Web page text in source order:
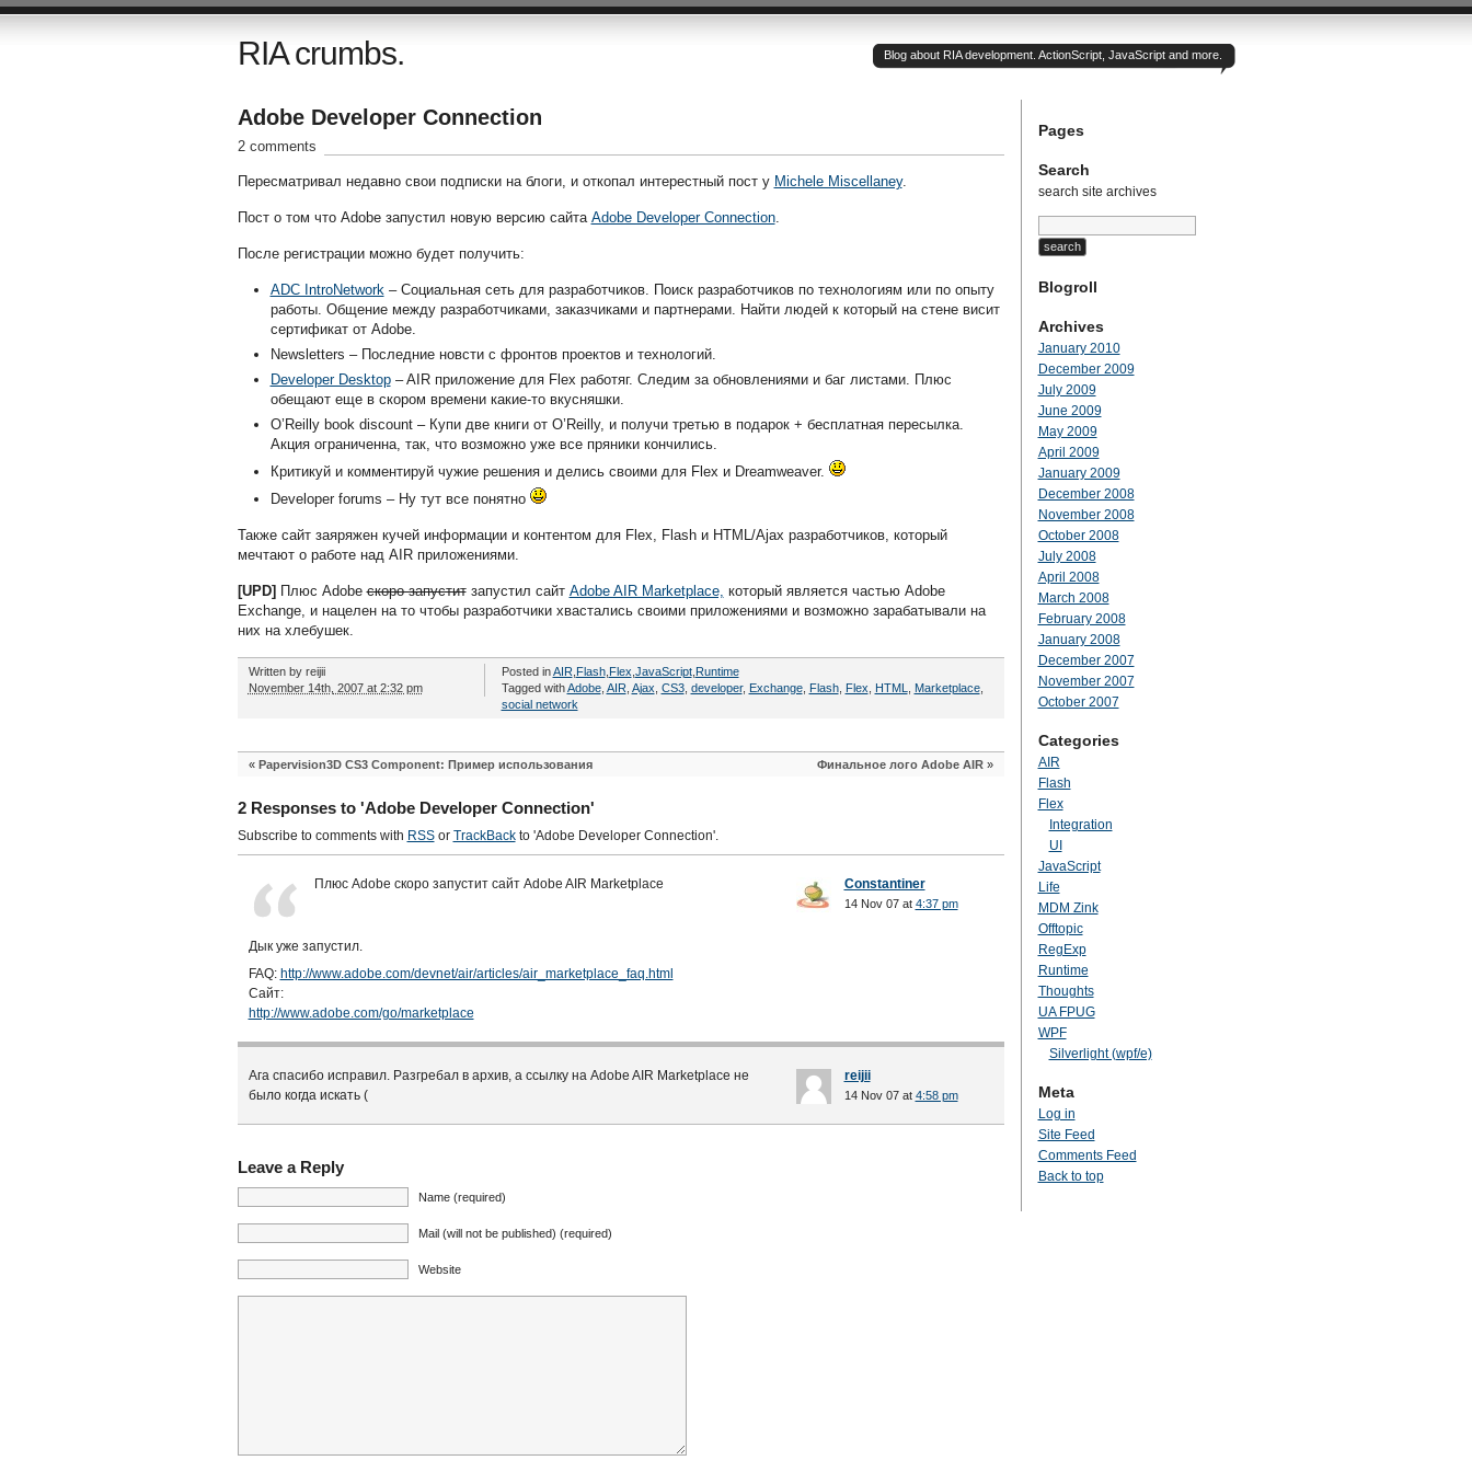
RIA crumbs. Blog about RIA development. ActionScript, JavaScript and more.
Adobe Developer Connection
2 comments
Пересматривал недавно свои подписки на блоги, и откопал интерестный пост у Michele Miscellaney.
Пост о том что Adobe запустил новую версию сайта Adobe Developer Connection.
После регистрации можно будет получить:
ADC IntroNetwork– Социальная сеть для разработчиков. Поиск разработчиков по технологиям или по опыту
работы. Общение между разработчиками, заказчиками и партнерами. Найти людей к который на стене висит
сертификат от Adobe.
Newsletters – Последние новсти с фронтов проектов и технологий.
Developer Desktop– AIR приложение для Flex работяг. Следим за обновлениями и баг листами. Плюс
обещают еще в скором времени какие-то вкусняшки.
O’Reilly book discount – Купи две книги от O’Reilly, и получи третью в подарок + бесплатная пересылка.
Акция ограниченна, так, что возможно уже все пряники кончились.
Критикуй и комментируй чужие решения и делись своими для Flex и Dreamweaver.
Developer forums – Ну тут все понятно
Также сайт заяряжен кучей информации и контентом для Flex, Flash и HTML/Ajax разработчиков, который
мечтают о работе над AIR приложениями.
[UPD] Плюс Adobeскоро запуститзапустил сайт Adobe AIR Marketplace, который является частью Adobe
Exchange, и нацелен на то чтобы разработчики хвастались своими приложениями и возможно зарабатывали на
них на хлебушек.
Written by reijii
November 14th, 2007 at 2:32 pm
Posted inAIR Flash, Flex JavaScript, Runtime
Tagged withAdobe, AIR Ajax CS3, developer, Exchange, Flash, Flex HTML Marketplace,
social network
« Papervision3D CS3 Component: Пример использования Финальное лого Adobe AIR»
2 Responses to 'Adobe Developer Connection'
Subscribe to comments with RSSor TrackBackto 'Adobe Developer Connection'.
Плюс Adobe скоро запустит сайт Adobe AIR Marketplace
Дык уже запустил.
FAQ: http://www.adobe.com/devnet/air/articles/air_marketplace_faq.html
Сайт:
http://www.adobe.com/go/marketplace
Constantiner
14 Nov 07 at 4:37 pm
Ага спасибо исправил. Разгребал в архив, а ссылку на Adobe AIR Marketplace не
было когда искать (
reijii
14 Nov 07 at 4:58 pm
Leave a Reply
Name (required)
Mail (will not be published) (required)
Website
Pages
Search
search site archives
Blogroll
Archives
January 2010
December 2009
July 2009
June 2009
May 2009
April 2009
January 2009
December 2008
November 2008
October 2008
July 2008
April 2008
March 2008
February 2008
January 2008
December 2007
November 2007
October 2007
Categories
AIR
Flash
Flex
Integration
UI
JavaScript
Life
MDM Zink
Offtopic
RegExp
Runtime
Thoughts
UA FPUG
WPF
Silverlight (wpf/e)
Meta
Log in
Site Feed
Comments Feed
Back to top